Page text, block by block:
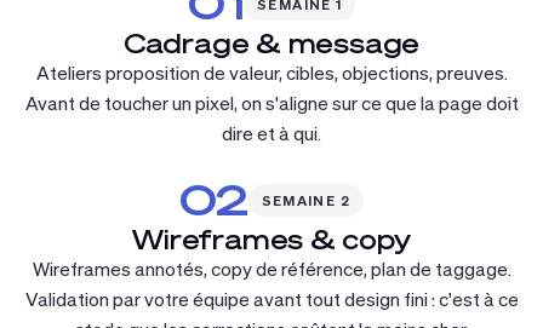
SEMAINE 1
Cadrage & message
Ateliers proposition de valeur, cibles, objections, preuves.
Avant de toucher un pixel, on s'aligne sur ce que la page doit
dire et à qui.
02 SEMAINE 2
Wireframes & copy
Wireframes annotés, copy de référence, plan de taggage.
Validation par votre équipe avant tout design fini : c'est à ce